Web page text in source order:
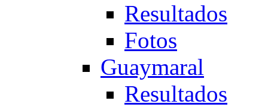
Resultados
Fotos
Guaymaral
Resultados